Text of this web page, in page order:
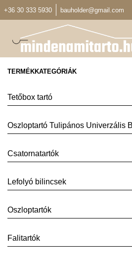
+36 30 333 5930 bauholder@gmail.com
TERMÉKKATEGÓRIÁK
Tetőbox tartó
Oszloptartó Tulipános Univerzális
Csatornatartók
Lefolyó bilincsek
Oszloptartók
Falitartók